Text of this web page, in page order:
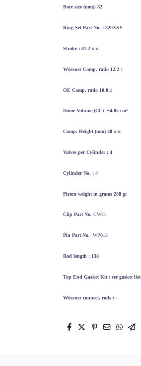
Boresize(mm): 82
Ring SetPart No. : 820XSY
Stroke : 87.2mm
WössnerComp. ratio 12.2:1
OE Comp. ratio 10.0:1
Dome Volume(CC) +4.85cm³
Comp. Height(mm) 30mm
Valves perCylinder : 4
Cylinder No. : 4
Piston weightin grams 288gr.
Clip Part No. CW21
Pin Part No. WP013
Rod length : 138
Top EndGasket Kit : see gasket list
Wössnerconnect. rods : -